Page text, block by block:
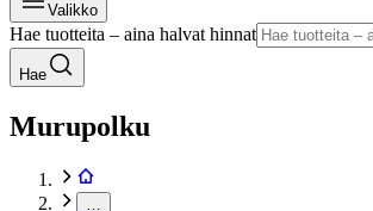
Valikko
Hae tuotteita – aina halvat hinnat
Hae
Murupolku